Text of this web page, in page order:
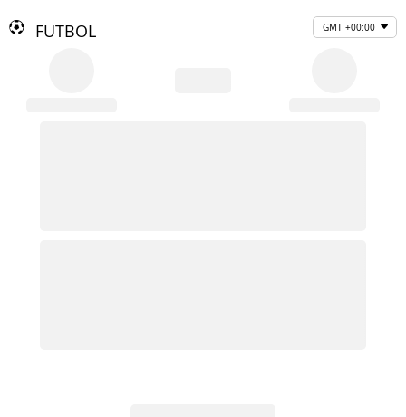
FUTBOL GMT +00:00